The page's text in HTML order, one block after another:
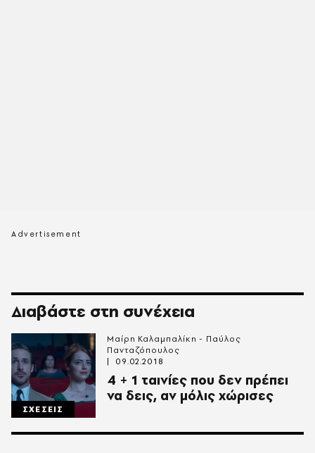
Διαβάστε στη συνέχεια
ΣΧΕΣΕΙΣ
4 + 1 ταινίες που δεν πρέπει
να δεις, αν μόλις χώρισες
Μαίρη Καλαμπαλίκη - Παύλος
Πανταζόπουλος
09.02.2018